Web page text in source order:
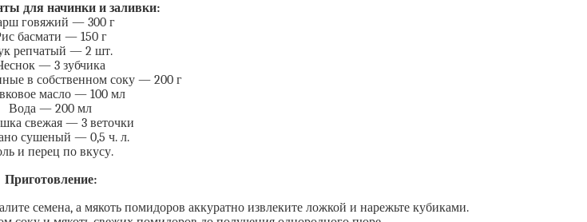
для начинки и заливки:
говяжий — 300 г
басмати — 150 г
репчатый — 2 шт.
— 3 зубчика
в собственном соку — 200 г
масло — 100 мл
Вода — 200 мл
свежая — 3 веточки
сушеный — 0,5 ч. л.
и перец по вкусу.
Приготовление:
семена, а мякоть помидоров аккуратно извлеките ложкой и нарежьте кубиками.